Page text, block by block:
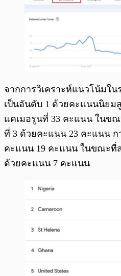
จากการวิเคราะห์แนวโน้มใ
เป็นอันดับ 1 ด้วยคะแนนนิยม
แคเมอรูนที่ 33 คะแนน ในข
ที่ 3 ด้วยคะแนน 23 คะแนน
คะแนน 19 คะแนน ในขณะที่
ด้วยคะแนน 7 คะแนน